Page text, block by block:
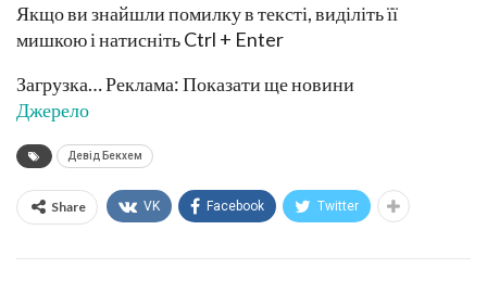
Якщо ви знайшли помилку в тексті, виділіть її
мишкою і натисніть Ctrl + Enter
Загрузка… Реклама: Показати ще новини
Джерело
Девід Бекхем
Share VK Facebook Twitter